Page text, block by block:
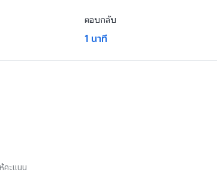
ตอบกลับ
1 นาที
คะแนน